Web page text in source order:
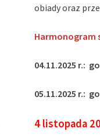
obiady oraz
Harmonogram
04.11.2025 r.:
05.11.2025 r.:
4 listopada